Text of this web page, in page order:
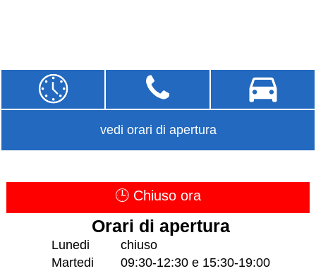
vedi orari di apertura
🕒 Chiuso ora
Orari di apertura
Lunedi
chiuso
Martedi
09:30-12:30 e 15:30-19:00